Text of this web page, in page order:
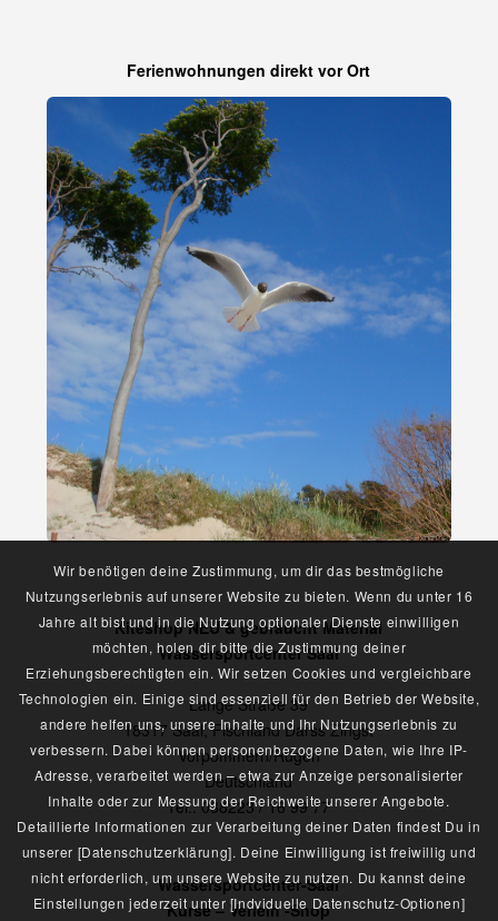
Ferienwohnungen direkt vor Ort
Kiteshop NEU & gebraucht Material
Wassersportcenter Saal
Lange Straße 39
18317 Saal, Fischland Darss Zingst
Vorpommern/Rügen
Deutschland
Tel.: 038223 / 16 99 77
Wassersportcenter-Saal
Kurse – Verleih -Shop
Wir benötigen deine Zustimmung, um dir das bestmögliche
Nutzungserlebnis auf unserer Website zu bieten. Wenn du unter 16
Jahre alt bist und in die Nutzung optionaler Dienste einwilligen
möchten, holen dir bitte die Zustimmung deiner
Erziehungsberechtigten ein. Wir setzen Cookies und vergleichbare
Technologien ein. Einige sind essenziell für den Betrieb der Website,
andere helfen uns, unsere Inhalte und Ihr Nutzungserlebnis zu
verbessern. Dabei können personenbezogene Daten, wie Ihre IP-
Adresse, verarbeitet werden – etwa zur Anzeige personalisierter
Inhalte oder zur Messung der Reichweite unserer Angebote.
Detaillierte Informationen zur Verarbeitung deiner Daten findest Du in
unserer [Datenschutzerklärung]. Deine Einwilligung ist freiwillig und
nicht erforderlich, um unsere Website zu nutzen. Du kannst deine
Einstellungen jederzeit unter [Indviduelle Datenschutz-Optionen]